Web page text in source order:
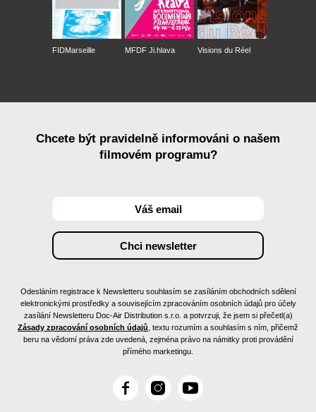
FIDMarseille MFDF Ji.hlava Visions du Réel
Chcete být pravidelně informováni o našem
filmovém programu?
Odesláním registrace k Newsletteru souhlasím se zasíláním obchodních sdělení
elektronickými prostředky a souvisejícím zpracováním osobních údajů pro účely
zasílání Newsletteru Doc-Air Distribution s.r.o. a potvrzuji, že jsem si přečetl(a)
Zásady zpracování osobních údajů , textu rozumím a souhlasím s ním, přičemž
beru na vědomí práva zde uvedená, zejména právo na námitky proti provádění
přímého marketingu.
F
I
Y